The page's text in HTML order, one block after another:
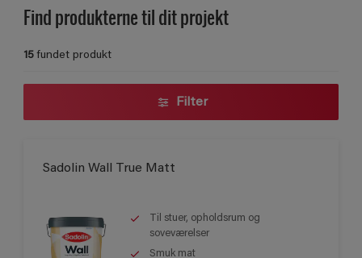
Find produkterne til dit projekt
15fundet produkt
Filter
Sadolin Wall True Matt
Til stuer, opholdsrum og
soveværelser
Smuk mat